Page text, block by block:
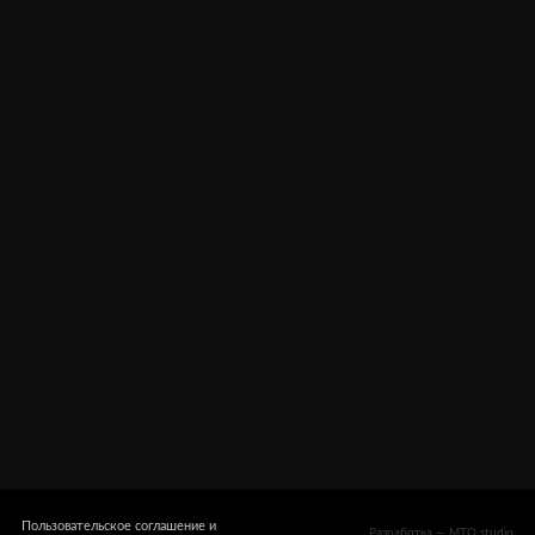
Пользовательское соглашение и
Разработка — MTO studio